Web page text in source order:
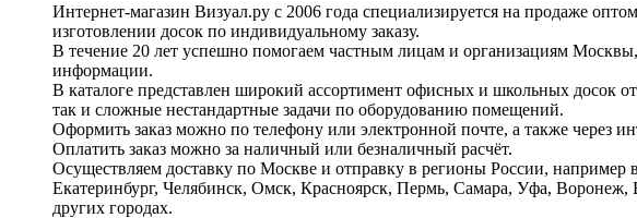
Интернет-магазин Визуал.ру с 2006 года специализируется на продаже
изготовлении досок по индивидуальному заказу.
В течение 20 лет успешно помогаем частным лицам и организациям
информации.
В каталоге представлен широкий ассортимент офисных и школьных
так и сложные нестандартные задачи по оборудованию помещений.
Оформить заказ можно по телефону или электронной почте, а также через
Оплатить заказ можно за наличный или безналичный расчёт.
Осуществляем доставку по Москве и отправку в регионы России,
Екатеринбург, Челябинск, Омск, Красноярск, Пермь, Самара, Уфа,
других городах.